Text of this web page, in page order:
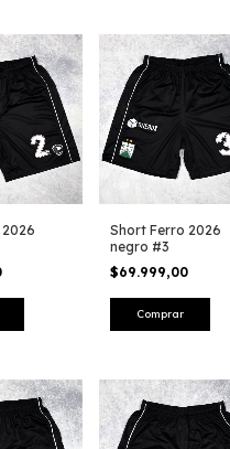
Short Ferro 2026
negro #3
$69.999,00
Comprar